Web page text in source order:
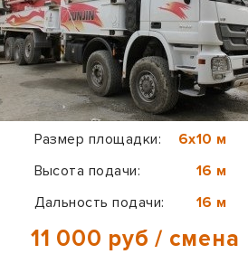
Размер площадки:
6х10 м
Высота подачи:
16 м
Дальность подачи:
16 м
11 000 руб / смена